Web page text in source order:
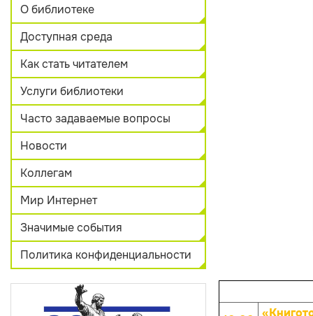
О библиотеке
Доступная среда
Как стать читателем
Услуги библиотеки
Часто задаваемые вопросы
Новости
Коллегам
Мир Интернет
Значимые события
Политика конфиденциальности